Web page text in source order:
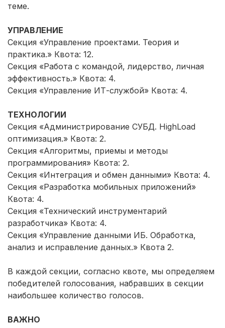
теме.
УПРАВЛЕНИЕ
Секция «Управление проектами. Теория и
практика.» Квота: 12.
Секция «Работа с командой, лидерство, личная
эффективность.» Квота: 4.
Секция «Управление ИТ-службой» Квота: 4.
ТЕХНОЛОГИИ
Секция «Администрирование СУБД. HighLoad
оптимизация.» Квота: 2.
Секция «Алгоритмы, приемы и методы
программирования» Квота: 2.
Секция «Интеграция и обмен данными» Квота: 4.
Секция «Разработка мобильных приложений»
Квота: 4.
Секция «Технический инструментарий
разработчика» Квота: 4.
Секция «Управление данными ИБ. Обработка,
анализ и исправление данных.» Квота 2.
В каждой секции, согласно квоте, мы определяем
победителей голосования, набравших в секции
наибольшее количество голосов.
ВАЖНО